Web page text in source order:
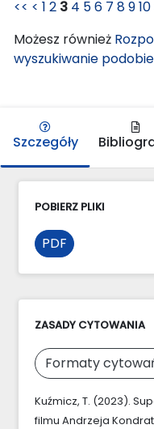
<< < 1 2 3 4 56 7 8910
Możesz również
wyszukiwanie
Szczegóły
POBIERZ PLIKI
PDF
ZASADY CYTOWANIA
Formaty
Kuźmicz, T. (2023).
filmu Andrzeja